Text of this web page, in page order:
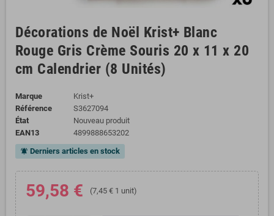
Décorations de Noël Krist+ Blanc
Rouge Gris Crème Souris 20 x 11 x 20
cm Calendrier (8 Unités)
Marque
Krist+
Référence
S3627094
État
Nouveau produit
EAN13
4899888653202
notifications_active Derniers articles en stock
59,58 € (7,45 € 1 unit)